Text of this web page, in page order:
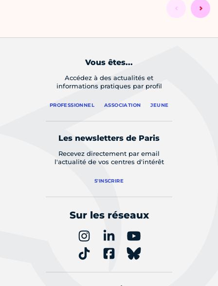
Vous êtes...
Accédez à des actualités et
informations pratiques par profil
PROFESSIONNEL ASSOCIATION JEUNE
Les newsletters de Paris
Recevez directement par email
l'actualité de vos centres d'intérêt
S'INSCRIRE
Sur les réseaux